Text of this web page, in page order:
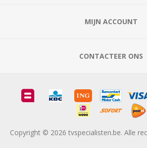
MIJN ACCOUNT
CONTACTEER ONS
Copyright © 2026 tvspecialisten.be. Alle